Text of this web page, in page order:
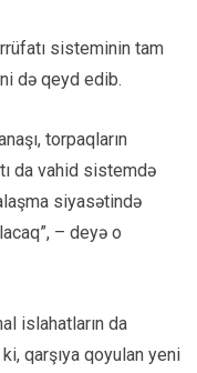
sisteminin tam
də qeyd edib.
torpaqların
da vahid sistemdə
siyasətində
– deyə o
islahatların da
qarşıya qoyulan yeni